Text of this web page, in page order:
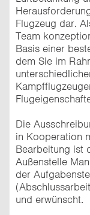
Flugzeug dar.
Team
Basis einer
dem Sie im
Die
in Kooperation
Bearbeitung ist
Außenstelle
der
und erwünscht.